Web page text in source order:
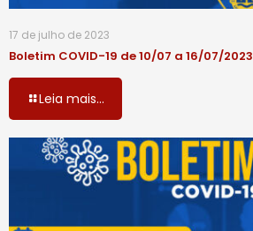
17 de julho de 2023
Boletim COVID-19 de 10/07 a 16/07/2023
Leia mais...